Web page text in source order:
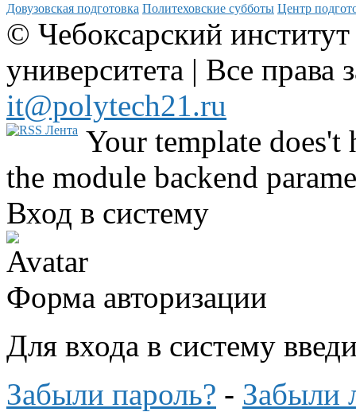
Довузовская подготовка Политеховские субботы Центр
© Чебоксарский
университета | Все
it@polytech21.ru
Your template
the module backend
Вход в систему
Форма авторизации
Для входа в систему
Забыли пароль? - Забыли